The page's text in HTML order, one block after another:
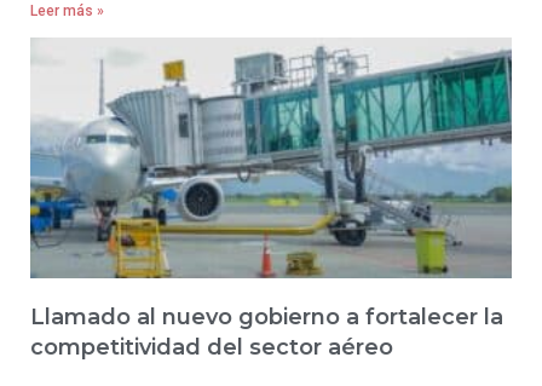
Leer más »
Llamado al nuevo gobierno a fortalecer la
competitividad del sector aéreo